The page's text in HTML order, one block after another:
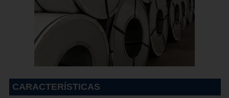
CARACTERÍSTICAS